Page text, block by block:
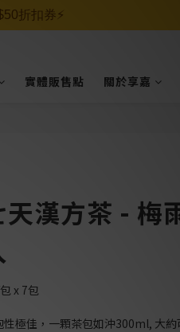
實體販售點 關於享嘉
天漢方茶 - 梅
x 7包
性極佳，一顆茶包如沖300ml, 大
折扣券⚡️